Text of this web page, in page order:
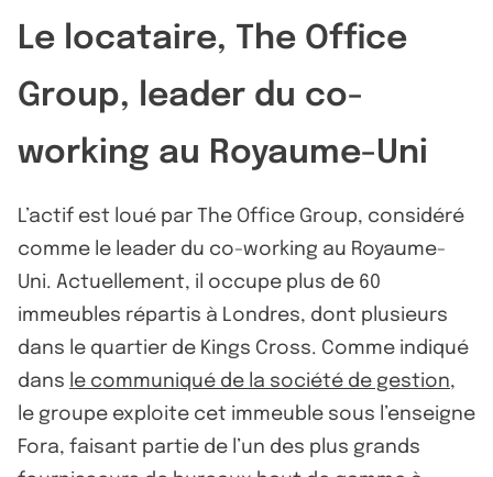
Le locataire, The Office
Group, leader du co-
working au Royaume-Uni
L’actif est loué par The Office Group, considéré
comme le leader du co-working au Royaume-
Uni. Actuellement, il occupe plus de 60
immeubles répartis à Londres, dont plusieurs
dans le quartier de Kings Cross. Comme indiqué
dans le communiqué de la société de gestion,
le groupe exploite cet immeuble sous l’enseigne
Fora, faisant partie de l’un des plus grands